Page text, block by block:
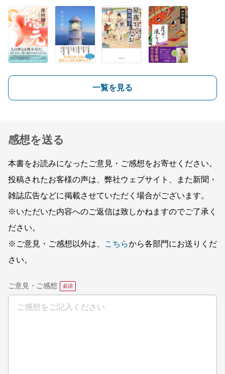
一覧を見る
感想を送る
本書をお読みになったご意見・ご感想をお寄せください。
投稿されたお客様の声は、弊社ウェブサイト、また新聞・
雑誌広告などに掲載させていただく場合がございます。
※いただいた内容へのご返信は致しかねますのでご了承く
ださい。
※ご意見・ご感想以外は、
こちらから各部門にお送りくだ
さい。
ご意見・ご感想